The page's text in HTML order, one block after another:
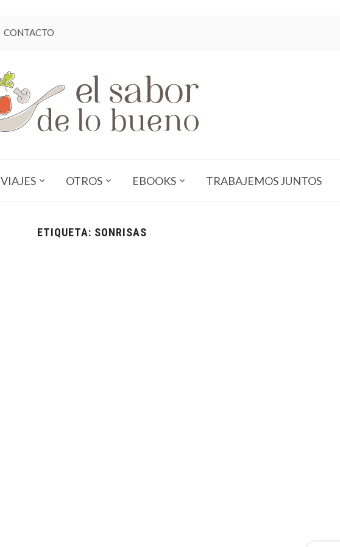
CONTACTO
VIAJES OTROS EBOOKS TRABAJEMOS JUNTOS
ETIQUETA: SONRISAS